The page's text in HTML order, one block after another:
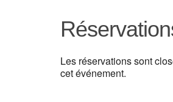
Les réservations sont
cet événement.